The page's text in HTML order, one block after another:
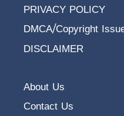
PRIVACY POLICY
DMCA/Copyright
DISCLAIMER
About Us
Contact Us